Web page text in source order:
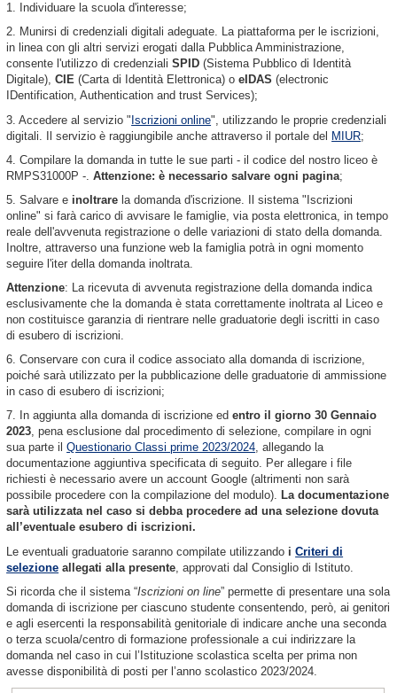
1. Individuare la scuola d'interesse;
2. Munirsi di credenziali digitali adeguate. La piattaforma per le iscrizioni,
in linea con gli altri servizi erogati dalla Pubblica Amministrazione,
consente l'utilizzo di credenzialiSPID (Sistema Pubblico di Identità
Digitale),CIE (Carta di Identità Elettronica) oeIDAS (electronic
IDentification, Authentication and trust Services);
3. Accedere al servizio "Iscrizioni online", utilizzando le proprie credenziali
digitali. Il servizio è raggiungibile anche attraverso il portale del MIUR;
4. Compilare la domanda in tutte le sue parti - il codice del nostro liceo è
RMPS31000P -.Attenzione: è necessario salvare ogni pagina;
5. Salvare e inoltrare la domanda d'iscrizione. Il sistema "Iscrizioni
online" si farà carico di avvisare le famiglie, via posta elettronica, in tempo
reale dell'avvenuta registrazione o delle variazioni di stato della domanda.
Inoltre, attraverso una funzione web la famiglia potrà in ogni momento
seguire l'iter della domanda inoltrata.
Attenzione: La ricevuta di avvenuta registrazione della domanda indica
esclusivamente che la domanda è stata correttamente inoltrata al Liceo e
non costituisce garanzia di rientrare nelle graduatorie degli iscritti in caso
di esubero di iscrizioni.
6. Conservare con cura il codice associato alla domanda di iscrizione,
poiché sarà utilizzato per la pubblicazione delle graduatorie di ammissione
in caso di esubero di iscrizioni;
7. In aggiunta alla domanda di iscrizione edentro il giorno 30 Gennaio
2023, pena esclusione dal procedimento di selezione, compilare in ogni
sua parte ilQuestionario Classi prime 2023/2024, allegando la
documentazione aggiuntiva specificata di seguito. Per allegare i file
richiesti è necessario avere un account Google (altrimenti non sarà
possibile procedere con la compilazione del modulo). La documentazione
sarà utilizzata nel caso si debba procedere ad una selezione dovuta
all’eventuale esubero di iscrizioni.
Le eventuali graduatorie saranno compilate utilizzando iCriteri di
selezione allegati alla presente , approvati dal Consiglio di Istituto.
Si ricorda che il sistema “Iscrizioni on line” permette di presentare una sola
domanda di iscrizione per ciascuno studente consentendo, però, ai genitori
e agli esercenti la responsabilità genitoriale di indicare anche una seconda
o terza scuola/centro di formazione professionale a cui indirizzare la
domanda nel caso in cui l’Istituzione scolastica scelta per prima non
avesse disponibilità di posti per l’anno scolastico 2023/2024.